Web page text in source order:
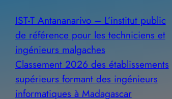
IST-T Antananarivo – L’institut public
de référence pour les techniciens et
ingénieurs malgaches
Classement 2026 des établissements
supérieurs formant des ingénieurs
informatiques à Madagascar